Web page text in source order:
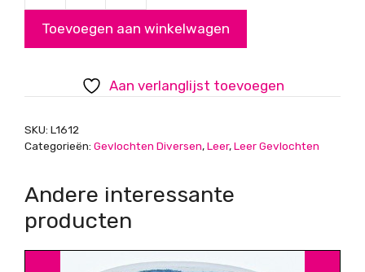
wit,
dik
aantal
Toevoegen aan winkelwagen
Aan verlanglijst toevoegen
SKU: L1612
Categorieën: Gevlochten Diversen,Leer,Leer Gevlochten
Andere interessante
producten